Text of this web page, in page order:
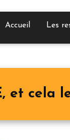
Accueil Les
et cela